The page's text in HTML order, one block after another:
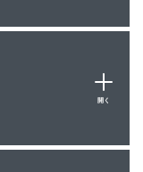
開く